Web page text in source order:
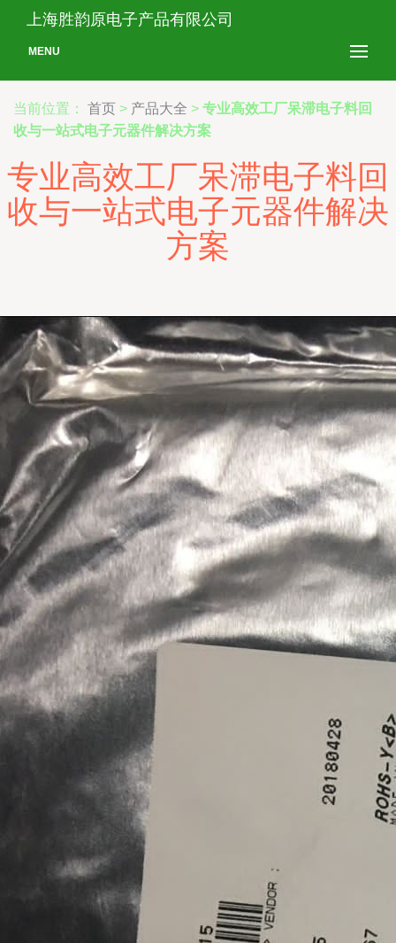
上海胜韵原电子产品有限公司
MENU
当前位置： 首页 > 产品大全 > 专业高效工厂呆滞电子料回
收与一站式电子元器件解决方案
专业高效工厂呆滞电子料回
收与一站式电子元器件解决
方案